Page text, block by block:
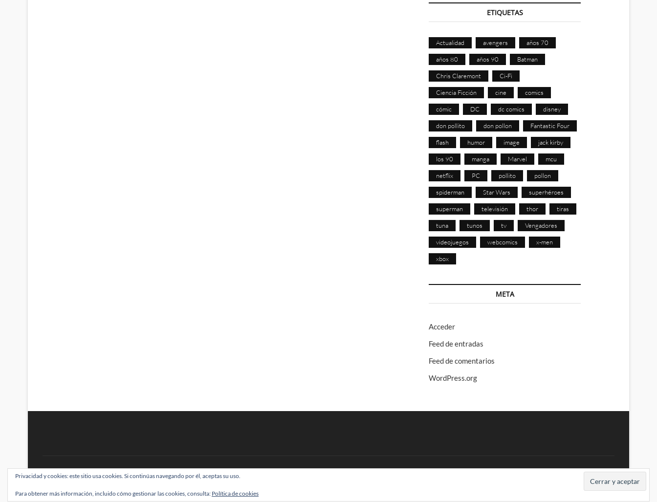
ETIQUETAS
Actualidad avengers años 70
años 80 años 90 Batman
Chris Claremont Ci-Fi
Ciencia Ficción cine comics
cómic DC dc comics disney
don pollito don pollon Fantastic Four
flash humor image jack kirby
los 90 manga Marvel mcu
netflix PC pollito pollon
spiderman Star Wars superhéroes
superman televisión thor tiras
tuna tunos tv Vengadores
videojuegos webcomics x-men
xbox
META
Acceder
Feed de entradas
Feed de comentarios
WordPress.org
BRAINSTOMPING| Diseñado por:Theme Freesia|WordPress| © Todos los derechos reservados
Privacidad y cookies: este sitio usa cookies. Si continúas navegando por él, aceptas su uso.
Para obtener más información, incluido cómo gestionar las cookies, consulta: Política de cookies